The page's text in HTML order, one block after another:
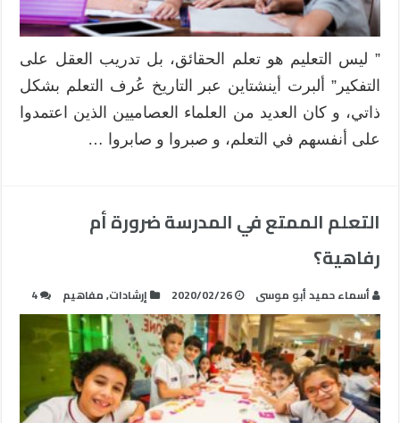
لغياب
المدرسة؟
مغلقة
” ليس التعليم هو تعلم الحقائق، بل تدريب العقل على
التفكير” ألبرت أينشتاين عبر التاريخ عُرف التعلم بشكل
ذاتي، و كان العديد من العلماء العصاميين الذين اعتمدوا
على أنفسهم في التعلم، و صبروا و صابروا …
التعلم الممتع في المدرسة ضرورة أم
رفاهية؟
أسماء حميد أبو موسى 2020/02/26 إرشادات,مفاهيم 4